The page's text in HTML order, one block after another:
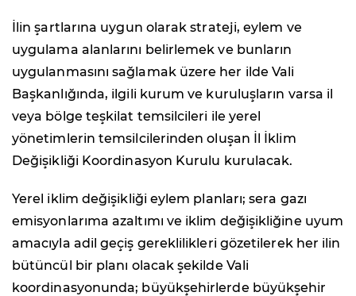
İlin şartlarına uygun olarak strateji, eylem ve
uygulama alanlarını belirlemek ve bunların
uygulanmasını sağlamak üzere her ilde Vali
Başkanlığında, ilgili kurum ve kuruluşların varsa il
veya bölge teşkilat temsilcileri ile yerel
yönetimlerin temsilcilerinden oluşan İl İklim
Değişikliği Koordinasyon Kurulu kurulacak.
Yerel iklim değişikliği eylem planları; sera gazı
emisyonlarıma azaltımı ve iklim değişikliğine uyum
amacıyla adil geçiş gereklilikleri gözetilerek her ilin
bütüncül bir planı olacak şekilde Vali
koordinasyonunda; büyükşehirlerde büyükşehir